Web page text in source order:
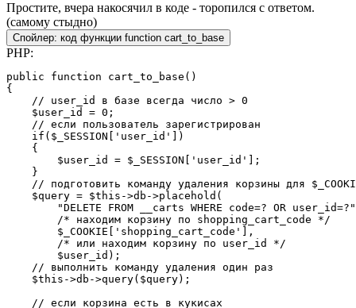
Простите, вчера накосячил в коде - торопился с ответом.
(самому стыдно)
Спойлер: код функции function cart_to_base
PHP:
public function cart_to_base()
{
    // user_id в базе всегда число > 0
    $user_id = 0;
    // если пользователь зарегистрирован
    if($_SESSION['user_id'])
    {
        $user_id = $_SESSION['user_id'];
    }
// подготовить команду удаления корзины для
    $query = $this->db->placehold(
"DELETE FROM __carts WHERE code=? OR
        /* находим корзину по shopping_cart_code */
        $_COOKIE['shopping_cart_code'],
        /* или находим корзину по user_id */
        $user_id);
    // выполнить команду удаления один раз
    $this->db->query($query);
    // если корзина есть в кукисах